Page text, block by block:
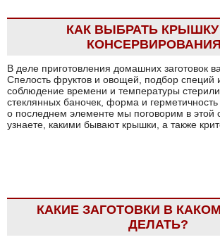
КАК ВЫБРАТЬ
В деле приготовления домашних заготовок
Спелость фруктов и овощей, подбор специй
соблюдение времени и температуры
стеклянных баночек, форма и
о последнем элементе мы поговорим в этой
узнаете, какими бывают крышки, а также
КАКИЕ ЗАГОТОВКИ В
ДЕЛАТЬ?